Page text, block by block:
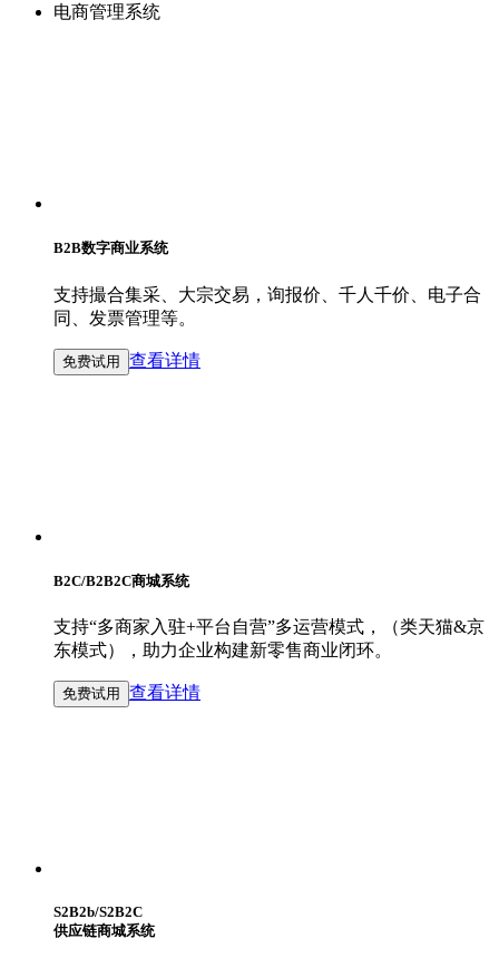
电商管理系统
B2B数字商业系统
支持撮合集采、大宗交易，询报价、千人千价、电子合
同、发票管理等。
免费试用 查看详情
B2C/B2B2C商城系统
支持“多商家入驻+平台自营”多运营模式，（类天猫&京
东模式），助力企业构建新零售商业闭环。
免费试用 查看详情
S2B2b/S2B2C
供应链商城系统